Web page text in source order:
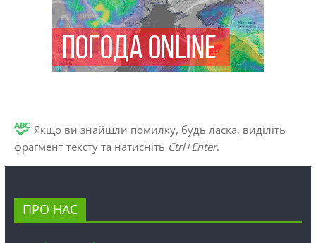
Якщо ви знайшли помилку, будь ласка, виділіть
фрагмент тексту та натисніть Ctrl+Enter.
ПРО НАС